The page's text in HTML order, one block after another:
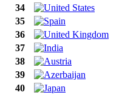
34
35
36
37
38
39
40